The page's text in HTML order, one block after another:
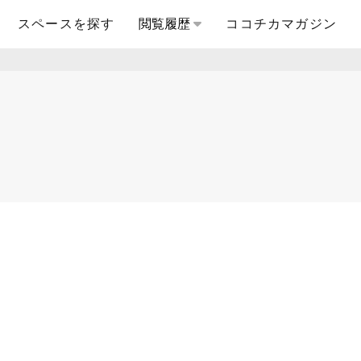
スペースを探す 閲覧履歴 ココチカマガジン